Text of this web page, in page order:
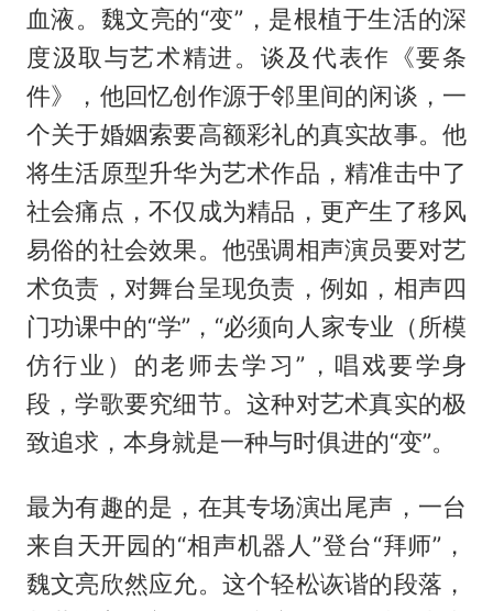
血液。魏文亮的“变”，是根植于生活的深
度汲取与艺术精进。谈及代表作《要条
件》，他回忆创作源于邻里间的闲谈，一
个关于婚姻索要高额彩礼的真实故事。他
将生活原型升华为艺术作品，精准击中了
社会痛点，不仅成为精品，更产生了移风
易俗的社会效果。他强调相声演员要对艺
术负责，对舞台呈现负责，例如，相声四
门功课中的“学”，“必须向人家专业（所模
仿行业）的老师去学习”，唱戏要学身
段，学歌要究细节。这种对艺术真实的极
致追求，本身就是一种与时俱进的“变”。
最为有趣的是，在其专场演出尾声，一台
来自天开园的“相声机器人”登台“拜师”，
魏文亮欣然应允。这个轻松诙谐的段落，